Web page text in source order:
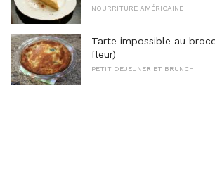
NOURRITURE AMÉRICAINE
Tarte impossible au
fleur)
PETIT DÉJEUNER ET BRUNCH